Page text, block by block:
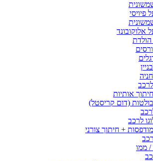
פיויסי
אלוקובונד
הולדת
אותיות
(דום קריסטל)
לרכב
+ חיתוך צורני
/ ממו